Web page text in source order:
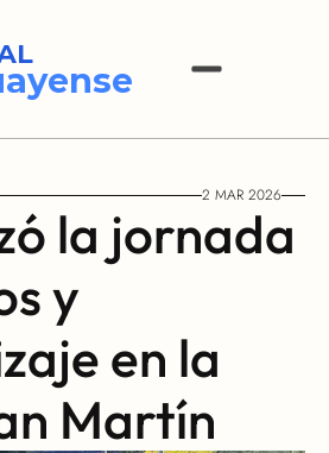
2 MAR 2026
la jornada
y
en la
Martín